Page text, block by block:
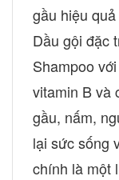
gầu hiệu
Dầu gội đặc
Shampoo
vitamin B và
gầu, nấm,
lại sức sống
chính là một